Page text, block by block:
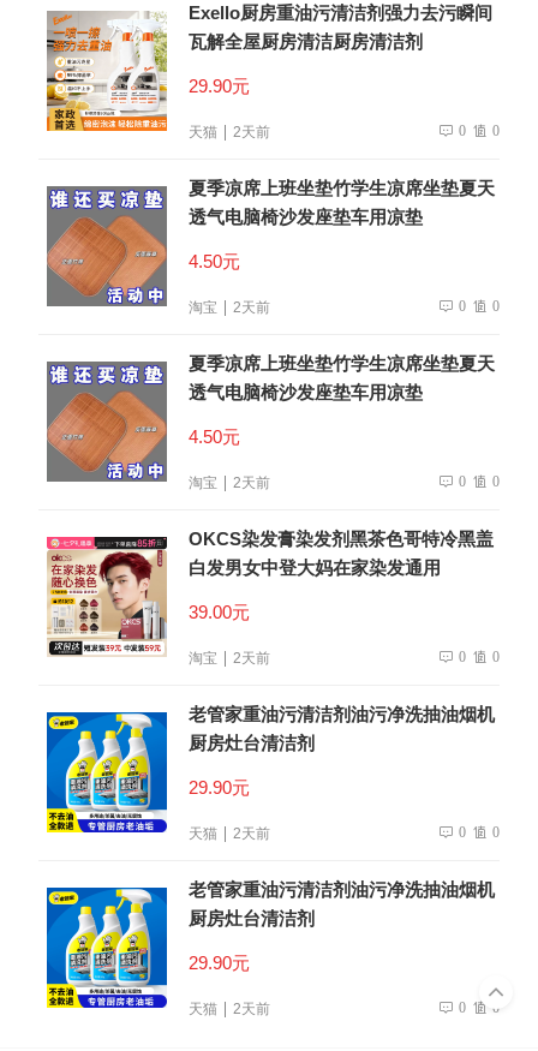
Exello厨房重油污清洁剂强力去污瞬间
瓦解全屋厨房清洁厨房清洁剂
29.90元
天猫 2天前 0 0
夏季凉席上班坐垫竹学生凉席坐垫夏天
透气电脑椅沙发座垫车用凉垫
4.50元
淘宝 2天前 0 0
夏季凉席上班坐垫竹学生凉席坐垫夏天
透气电脑椅沙发座垫车用凉垫
4.50元
淘宝 2天前 0 0
OKCS染发膏染发剂黑茶色哥特冷黑盖
白发男女中登大妈在家染发通用
39.00元
淘宝 2天前 0 0
老管家重油污清洁剂油污净洗抽油烟机
厨房灶台清洁剂
29.90元
天猫 2天前 0 0
老管家重油污清洁剂油污净洗抽油烟机
厨房灶台清洁剂
29.90元
天猫 2天前 0 0